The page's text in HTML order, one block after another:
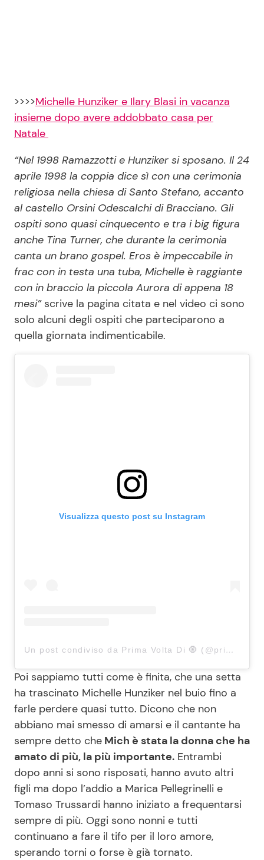
>>>>Michelle Hunziker e Ilary Blasi in vacanza
insieme dopo avere addobbato casa per
Natale
“Nel 1998 Ramazzotti e Hunziker si sposano. Il 24
aprile 1998 la coppia dice sì con una cerimonia
religiosa nella chiesa di Santo Stefano, accanto
al castello Orsini Odescalchi di Bracciano. Gli
ospiti sono quasi cinquecento e tra i big figura
anche Tina Turner, che durante la cerimonia
canta un brano gospel. Eros è impeccabile in
frac con in testa una tuba, Michelle è raggiante
con in braccio la piccola Aurora di appena 18
mesi”scrive la pagina citata e nel video ci sono
solo alcuni degli ospiti che parteciparono a
quella giornata indimenticabile.
Visualizza questo post su Instagram
Poi sappiamo tutti come è finita, che una setta
ha trascinato Michelle Hunziker nel buio fino a
farle perdere quasi tutto. Dicono che non
abbiano mai smesso di amarsi e il cantante ha
sempre detto che Mich è stata la donna che ha
amato di più, la più importante. Entrambi
dopo anni si sono risposati, hanno avuto altri
figli ma dopo l’addio a Marica Pellegrinelli e
Tomaso Trussardi hanno iniziato a frequentarsi
sempre di più. Oggi sono nonni e tutti
continuano a fare il tifo per il loro amore,
sperando torni o forse è già tornato.